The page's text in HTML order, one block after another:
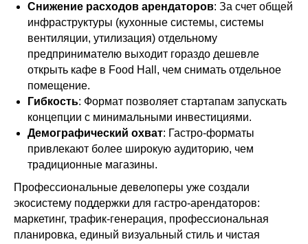
Снижение расходов арендаторов: За счет общей
инфраструктуры (кухонные системы, системы
вентиляции, утилизация) отдельному
предпринимателю выходит гораздо дешевле
открыть кафе в Food Hall, чем снимать отдельное
помещение.
Гибкость: Формат позволяет стартапам запускать
концепции с минимальными инвестициями.
Демографический охват: Гастро-форматы
привлекают более широкую аудиторию, чем
традиционные магазины.
Профессиональные девелоперы уже создали
экосистему поддержки для гастро-арендаторов:
маркетинг, трафик-генерация, профессиональная
планировка, единый визуальный стиль и чистая